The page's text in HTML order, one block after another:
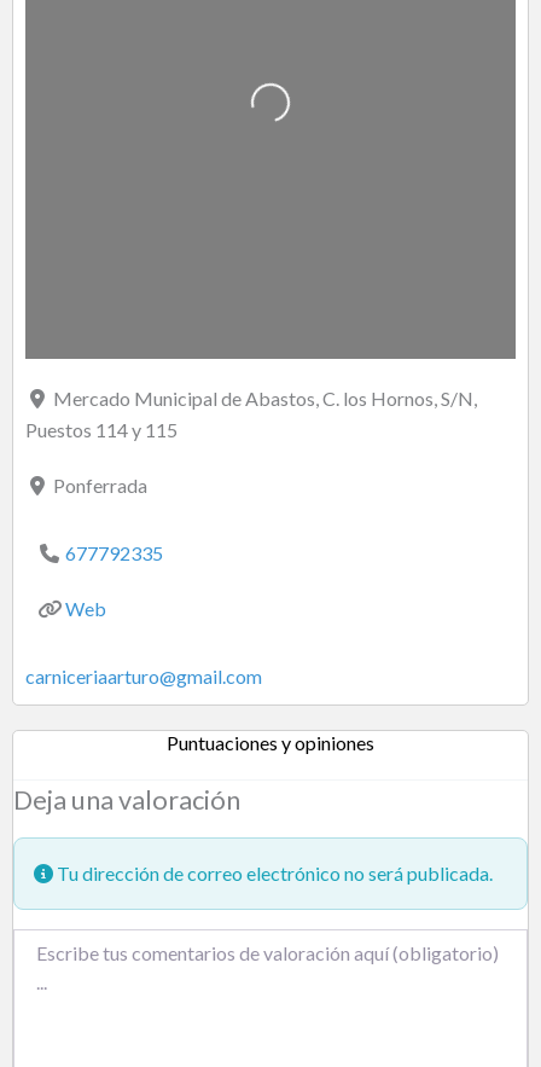
Cargando…
Mercado Municipal de Abastos, C. los Hornos, S/N,
Puestos 114 y 115
Ponferrada
677792335
Web
carniceriaarturo@gmail.com
Puntuaciones y opiniones
Deja una valoración
Tu dirección de correo electrónico no será publicada.
Texto de la reseña